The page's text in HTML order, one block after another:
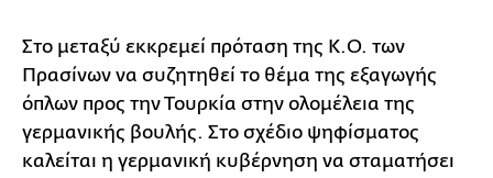
Στο μεταξύ εκκρεμεί πρόταση της Κ.Ο. των
Πρασίνων να συζητηθεί το θέμα της εξαγωγής
όπλων προς την Τουρκία στην ολομέλεια της
γερμανικής βουλής. Στο σχέδιο ψηφίσματος
καλείται η γερμανική κυβέρνηση να σταματήσει